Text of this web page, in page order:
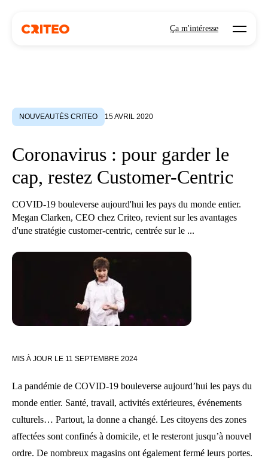
Ça m'intéresse Open
NOUVEAUTÉS CRITEO 15 AVRIL 2020
Coronavirus : pour garder le
cap, restez Customer-Centric
COVID-19 bouleverse aujourd'hui les pays du monde entier.
Megan Clarken, CEO chez Criteo, revient sur les avantages
d'une stratégie customer-centric, centrée sur le ...
MIS À JOUR LE 11 SEPTEMBRE 2024
La pandémie de COVID-19 bouleverse aujourd’hui les pays du
monde entier. Santé, travail, activités extérieures, événements
culturels… Partout, la donne a changé. Les citoyens des zones
affectées sont confinés à domicile, et le resteront jusqu’à nouvel
ordre. De nombreux magasins ont également fermé leurs portes.